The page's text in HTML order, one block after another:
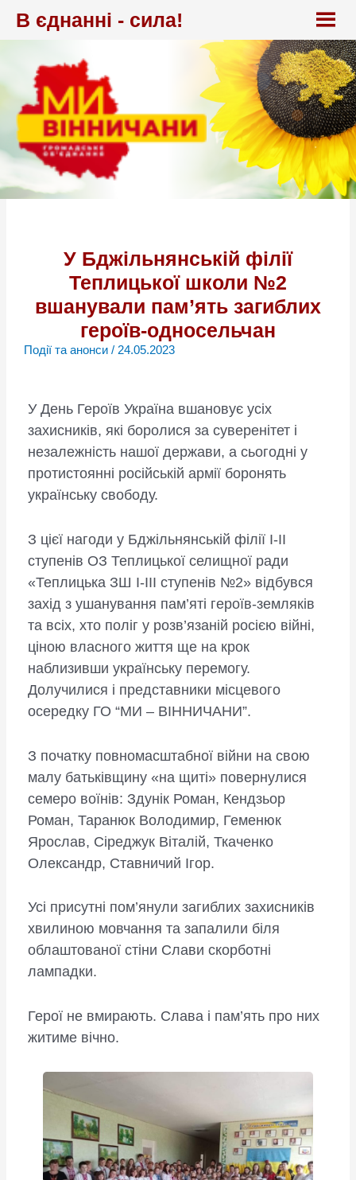
В єднанні - сила!
У Бджільнянській філії
Теплицької школи №2
вшанували пам’ять загиблих
героїв-односельчан
Події та анонси/ 24.05.2023
У День Героїв Україна вшановує усіх
захисників, які боролися за суверенітет і
незалежність нашої держави, а сьогодні у
протистоянні російській армії боронять
українську свободу.
З цієї нагоди у Бджільнянській філії І-ІІ
ступенів ОЗ Теплицької селищної ради
«Теплицька ЗШ І-ІІІ ступенів №2» відбувся
захід з ушанування пам’яті героїв-земляків
та всіх, хто поліг у розв’язаній росією війні,
ціною власного життя ще на крок
наблизивши українську перемогу.
Долучилися і представники місцевого
осередку ГО “МИ – ВІННИЧАНИ”.
З початку повномасштабної війни на свою
малу батьківщину «на щиті» повернулися
семеро воїнів: Здунік Роман, Кендзьор
Роман, Таранюк Володимир, Геменюк
Ярослав, Сіреджук Віталій, Ткаченко
Олександр, Ставничий Ігор.
Усі присутні пом’янули загиблих захисників
хвилиною мовчання та запалили біля
облаштованої стіни Слави скорботні
лампадки.
Герої не вмирають. Слава і пам’ять про них
житиме вічно.